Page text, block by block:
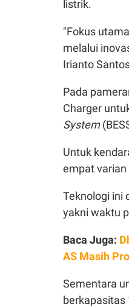
listrik.
"Fokus
melalui
Irianto
Pada
Charger
System
Untuk
empat varian
Teknologi ini
yakni waktu
Baca Juga:
AS Masih
Sementara
berkapasitas